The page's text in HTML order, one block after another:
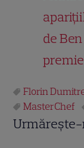
de
Florin
MasterChef
Urmărește-